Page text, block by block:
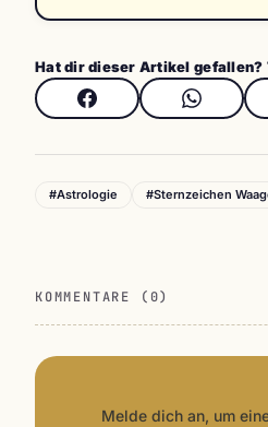
Hat dir dieser Artikel gefallen?
#Astrologie #Sternzeichen
KOMMENTARE (0)
Melde dich an, um